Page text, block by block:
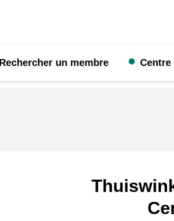
Rechercher un membre Centre